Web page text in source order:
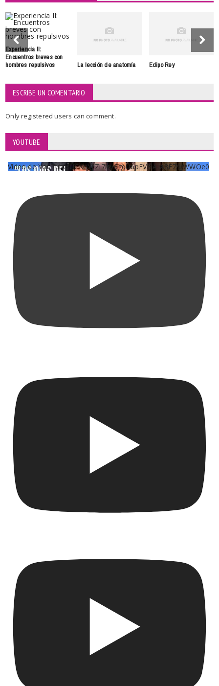
Experiencia II:
Encuentros breves con
hombres repulsivos La lección de anatomía Edipo Rey
ESCRIBE UN COMENTARIO
Onlyregisteredusers can comment.
YOUTUBE
Vídeo de YouTube UCKqYjiZi7lzy6gqU6pFVFiA_A3EZ9JWWOe0